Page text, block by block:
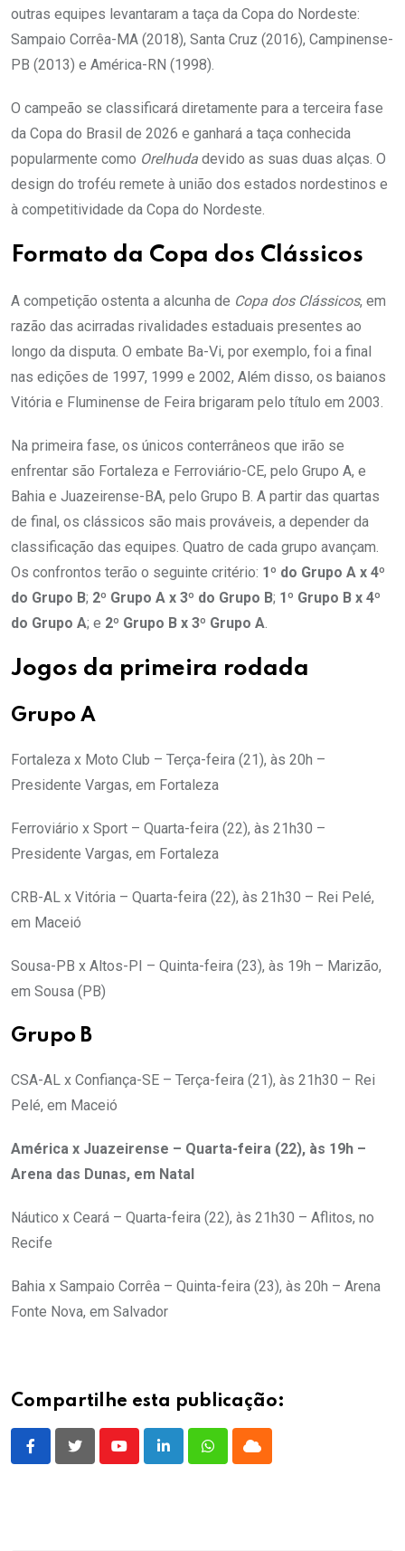
outras equipes levantaram a taça da Copa do Nordeste:
Sampaio Corrêa-MA (2018), Santa Cruz (2016), Campinense-
PB (2013) e América-RN (1998).
O campeão se classificará diretamente para a terceira fase
da Copa do Brasil de 2026 e ganhará a taça conhecida
popularmente como Orelhuda devido as suas duas alças. O
design do troféu remete à união dos estados nordestinos e
à competitividade da Copa do Nordeste.
Formato da Copa dos Clássicos
A competição ostenta a alcunha de Copa dos Clássicos, em
razão das acirradas rivalidades estaduais presentes ao
longo da disputa. O embate Ba-Vi, por exemplo, foi a final
nas edições de 1997, 1999 e 2002, Além disso, os baianos
Vitória e Fluminense de Feira brigaram pelo título em 2003.
Na primeira fase, os únicos conterrâneos que irão se
enfrentar são Fortaleza e Ferroviário-CE, pelo Grupo A, e
Bahia e Juazeirense-BA, pelo Grupo B. A partir das quartas
de final, os clássicos são mais prováveis, a depender da
classificação das equipes. Quatro de cada grupo avançam.
Os confrontos terão o seguinte critério: 1º do Grupo A x 4º
do Grupo B; 2º Grupo A x 3º do Grupo B; 1º Grupo B x 4º
do Grupo A; e 2º Grupo B x 3º Grupo A.
Jogos da primeira rodada
Grupo A
Fortaleza x Moto Club – Terça-feira (21), às 20h –
Presidente Vargas, em Fortaleza
Ferroviário x Sport – Quarta-feira (22), às 21h30 –
Presidente Vargas, em Fortaleza
CRB-AL x Vitória – Quarta-feira (22), às 21h30 – Rei Pelé,
em Maceió
Sousa-PB x Altos-PI – Quinta-feira (23), às 19h – Marizão,
em Sousa (PB)
Grupo B
CSA-AL x Confiança-SE – Terça-feira (21), às 21h30 – Rei
Pelé, em Maceió
América x Juazeirense – Quarta-feira (22), às 19h –
Arena das Dunas, em Natal
Náutico x Ceará – Quarta-feira (22), às 21h30 – Aflitos, no
Recife
Bahia x Sampaio Corrêa – Quinta-feira (23), às 20h – Arena
Fonte Nova, em Salvador
Compartilhe esta publicação:
YoutubeLinkedInWhatsappCloud